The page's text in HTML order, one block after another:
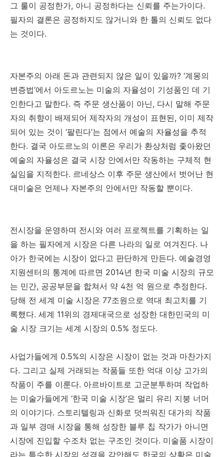
그 룰이 공정한가, 아니 공정하다는 신뢰를 주는가이다.
필자의 결론은 공정하지도 않거니와 한 톨의 신뢰도 없다
는 것이다.
자본주의 아래 돈과 관련되지 않은 일이 있을까? ‘계몽의
변증법’에서 아도르노는 미술의 자율성이 기성품인 데 기
인한다고 말한다. 즉 주문 생산품이 아닌, 다시 말해 주문
자의 취향이 배제되어 제작자의 개성이 표현된, 이미 제작
되어 있는 것이 ‘팔린다’는 점에서 예술의 자율성을 추적
한다. 결국 아도르노의 이론은 우리가 환상처럼 좇아왔던
예술의 자율성은 결국 시장 안에서만 작동하는 구체적 현
실임을 지적한다. 르네상스 이후 주문 생산에서 벗어난 현
대미술은 언제나 자본주의 안에서만 작동할 뿐이다.
전시장을 운영하며 전시와 여러 프로젝트를 기획하는 일
을 하는 필자에게 시장은 다른 나라의 일로 여겨진다. 나
아가 한국에는 시장이 없다고 판단하게 만든다. 예술경영
지원센터의 통계에 따르면 2014년 한국 미술 시장의 규모
는 민간, 공공부문을 합쳐서 약 4천 억 원으로 추정한다.
당해 전 세계 미술 시장은 77조원으로 역대 최고치를 기
록했다. 세계 11위의 경제대국으로 성장한 대한민국의 미
술 시장 크기는 세계 시장의 0.5% 정도다.
사업가들에게 0.5%의 시장은 시장이 없는 것과 마찬가지
다. 그리고 실제 거래되는 작품들 또한 억대 이상 고가의
작품이 주를 이룬다. 아르바이트로 고군분투하며 작업하
는 미술가들에게 ‘한국 미술 시장’은 멀리 유리 지붕 너머
의 이야기다. 스토리텔링과 신화로 덧씌워진 대가의 작품
과 일부 경매 시장을 통해 성장한 블루 칩 작가가 아니면
시장에 진입할 수조차 없는 구조인 것이다. 미술품 시장이
라는 특수한 시장의 성격을 감안해도 한국의 상황은 미술